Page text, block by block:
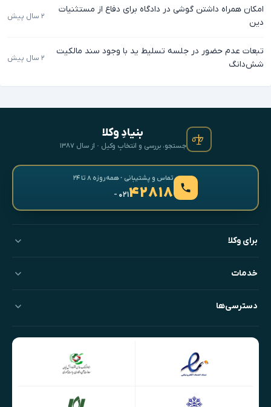
امکان همراه داشتن گوشی در دادگاه برای دفاع از مستثنیات
دین
۲ سال پیش
تبعات عدم حضور در جلسه تسلیط ید با وجود سند مالکیت
شش‌دانگ
۲ سال پیش
بنیادِ وکلا
جستجو، بررسی و انتخابِ وکیل · از سال ۱۳۸۷
تماس و پشتیبانی · همه‌روزه ۸ تا ۲۴
۴۲۸۱۸- ۰۲۱
برای وکلا
خدمات
دسترسی‌ها